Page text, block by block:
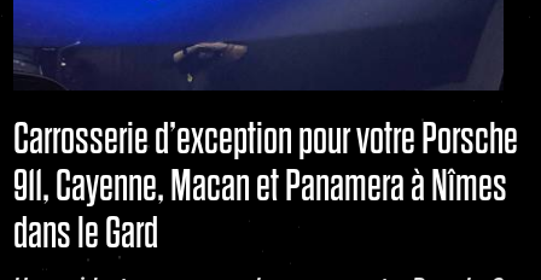
Carrosserie d’exception pour votre Porsche
911, Cayenne, Macan et Panamera à Nîmes
dans le Gard